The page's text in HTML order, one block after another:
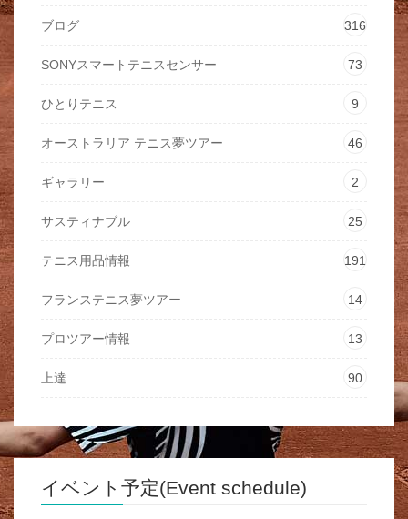
ブログ 316
SONYスマートテニスセンサー 73
ひとりテニス 9
オーストラリア テニス夢ツアー 46
ギャラリー 2
サスティナブル 25
テニス用品情報 191
フランステニス夢ツアー 14
プロツアー情報 13
上達 90
イベント予定(Event schedule)